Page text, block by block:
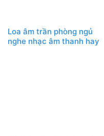
Loa âm trần phòng ngủ
nghe nhạc âm thanh hay